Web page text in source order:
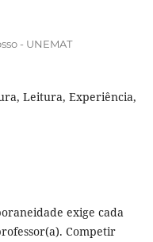
- UNEMAT
Leitura, Experiência,
exige cada
Competir